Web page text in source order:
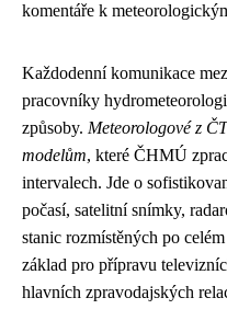
komentáře k
Každodenní komunikace
pracovníky
způsoby. Meteorologové z
modelům, které ČHMÚ
intervalech. Jde o
počasí, satelitní snímky,
stanic rozmístěných po
základ pro přípravu
hlavních zpravodajských